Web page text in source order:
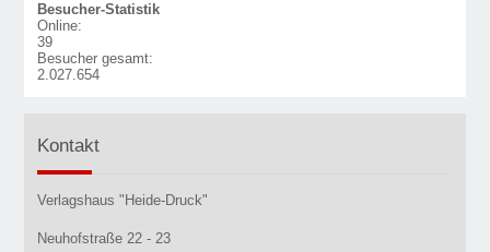
Besucher-Statistik
Online:
39
Besucher gesamt:
2.027.654
Kontakt
Verlagshaus "Heide-Druck"
Neuhofstraße 22 - 23